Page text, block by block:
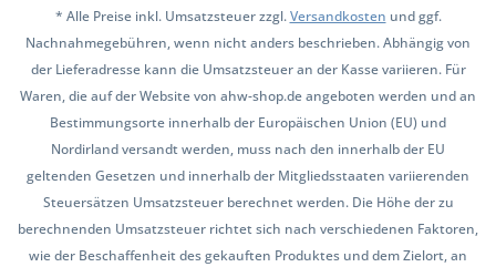
* Alle Preise inkl. Umsatzsteuer zzgl.Versandkosten und ggf.
Nachnahmegebühren, wenn nicht anders beschrieben. Abhängig von
der Lieferadresse kann die Umsatzsteuer an der Kasse variieren. Für
Waren, die auf der Website von ahw-shop.de angeboten werden und an
Bestimmungsorte innerhalb der Europäischen Union (EU) und
Nordirland versandt werden, muss nach den innerhalb der EU
geltenden Gesetzen und innerhalb der Mitgliedsstaaten variierenden
Steuersätzen Umsatzsteuer berechnet werden. Die Höhe der zu
berechnenden Umsatzsteuer richtet sich nach verschiedenen Faktoren,
wie der Beschaffenheit des gekauften Produktes und dem Zielort, an